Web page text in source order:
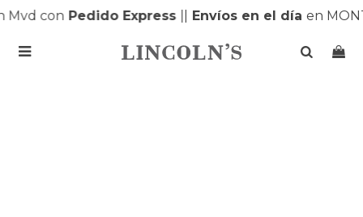
conPedido Express||Envíos en el díaen
